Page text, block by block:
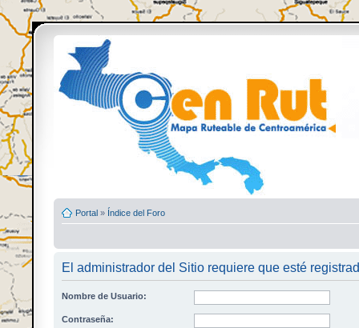
Portal » Índice del Foro
El administrador del Sitio requiere que esté
Nombre de Usuario:
Contraseña: